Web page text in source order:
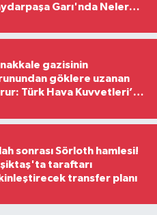
Garı'nda Neler
gazisinin
göklere uzanan
Türk Hava Kuvvetleri’nin
sonrası Sörloth hamlesi!
taraftarı
transfer planı